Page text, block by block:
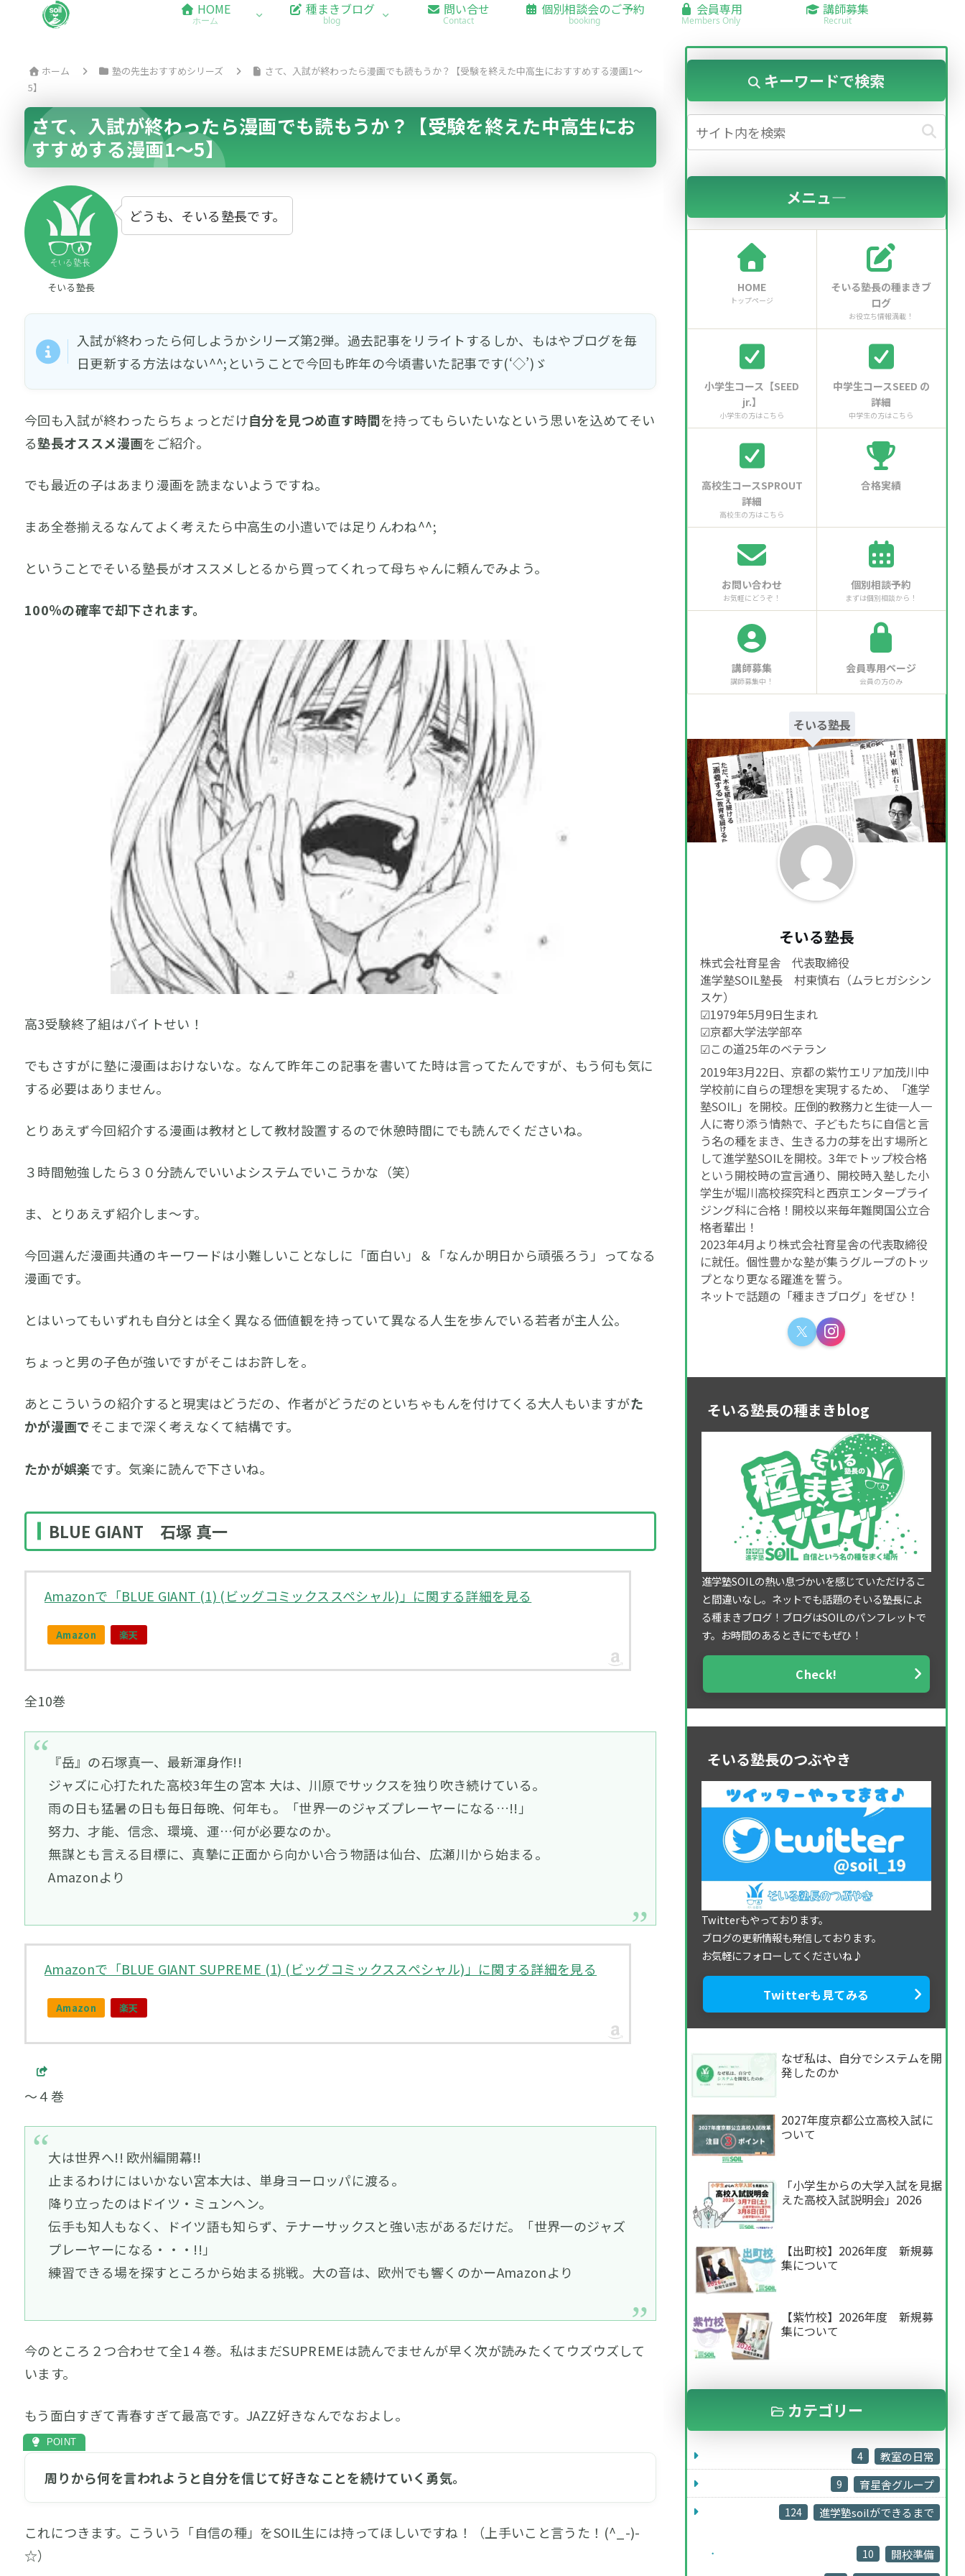
HOME
ホーム
種まきブログ
blog
問い合せ
Contact
個別相談会のご予約
booking
会員専用
Members Only
講師募集
Recruit
ホーム 塾の先生おすすめシリーズ
さて、入試が終わったら漫画でも読もうか？【受験を終えた中高生におすすめする漫画1～
5】
さて、入試が終わったら漫画でも読もうか？【受験を終えた中高生にお
すすめする漫画1～5】
そいる塾長
どうも、そいる塾長です。
入試が終わったら何しようかシリーズ第2弾。過去記事をリライトするしか、もはやブログを毎
日更新する方法はない^^;ということで今回も昨年の今頃書いた記事です(‘◇’)ゞ
今回も入試が終わったらちょっとだけ自分を見つめ直す時間を持ってもらいたいなという思いを込めてそい
る塾長オススメ漫画をご紹介。
でも最近の子はあまり漫画を読まないようですね。
まあ全巻揃えるなんてよく考えたら中高生の小遣いでは足りんわね^^;
ということでそいる塾長がオススメしとるから買ってくれって母ちゃんに頼んでみよう。
100％の確率で却下されます。
高3受験終了組はバイトせい！
でもさすがに塾に漫画はおけないな。なんて昨年この記事を書いてた時は言ってたんですが、もう何も気に
する必要はありません。
とりあえず今回紹介する漫画は教材として教材設置するので休憩時間にでも読んでくださいね。
３時間勉強したら３０分読んでいいよシステムでいこうかな（笑）
ま、とりあえず紹介しま～す。
今回選んだ漫画共通のキーワードは小難しいことなしに「面白い」＆「なんか明日から頑張ろう」ってなる
漫画です。
とはいってもいずれも自分とは全く異なる価値観を持っていて異なる人生を歩んでいる若者が主人公。
ちょっと男の子色が強いですがそこはお許しを。
あとこういうの紹介すると現実はどうだの、作者がどうだのといちゃもんを付けてくる大人もいますがた
かが漫画でそこまで深く考えなくて結構です。
たかが娯楽です。気楽に読んで下さいね。
BLUE GIANT 石塚 真一
Amazonで「BLUE GIANT (1) (ビッグコミックススペシャル)」に関する詳細を見る
Amazon 楽天
全10巻
『岳』の石塚真一、最新渾身作!!
ジャズに心打たれた高校3年生の宮本 大は、川原でサックスを独り吹き続けている。
雨の日も猛暑の日も毎日毎晩、何年も。「世界一のジャズプレーヤーになる…!!」
努力、才能、信念、環境、運…何が必要なのか。
無謀とも言える目標に、真摯に正面から向かい合う物語は仙台、広瀬川から始まる。
Amazonより
Amazonで「BLUE GIANT SUPREME (1) (ビッグコミックススペシャル)」に関する詳細を見る
Amazon 楽天
～４巻
大は世界へ!! 欧州編開幕!!
止まるわけにはいかない宮本大は、単身ヨーロッパに渡る。
降り立ったのはドイツ・ミュンヘン。
伝手も知人もなく、ドイツ語も知らず、テナーサックスと強い志があるだけだ。「世界一のジャズ
プレーヤーになる・・・!!」
練習できる場を探すところから始まる挑戦。大の音は、欧州でも響くのかーAmazonより
今のところ２つ合わせて全1４巻。私はまだSUPREMEは読んでませんが早く次が読みたくてウズウズして
います。
もう面白すぎて青春すぎて最高です。JAZZ好きなんでなおよし。
周りから何を言われようと自分を信じて好きなことを続けていく勇気。
これにつきます。こういう「自信の種」をSOIL生には持ってほしいですね！（上手いこと言うた！(^_-)-
☆）
キーワードで検索
メニュ―
HOME
トップページ
そいる塾長の種まきブ
ログ
お役立ち情報満載！
小学生コース【SEED
jr.】
小学生の方はこちら
中学生コースSEED の
詳細
中学生の方はこちら
高校生コースSPROUT
詳細
高校生の方はこちら
合格実績
お問い合わせ
お気軽にどうぞ！
個別相談予約
まずは個別相談から！
講師募集
講師募集中！
会員専用ページ
会員の方のみ
そいる塾長
そいる塾長
株式会社育星舎 代表取締役
進学塾SOIL塾長 村東慎右（ムラヒガシシン
スケ）
☑1979年5月9日生まれ
☑京都大学法学部卒
☑この道25年のベテラン
2019年3月22日、京都の紫竹エリア加茂川中
学校前に自らの理想を実現するため、「進学
塾SOIL」を開校。圧倒的教務力と生徒一人一
人に寄り添う情熱で、子どもたちに自信と言
う名の種をまき、生きる力の芽を出す場所と
して進学塾SOILを開校。3年でトップ校合格
という開校時の宣言通り、開校時入塾した小
学生が堀川高校探究科と西京エンタープライ
ジング科に合格！開校以来毎年難関国公立合
格者輩出！
2023年4月より株式会社育星舎の代表取締役
に就任。個性豊かな塾が集うグループのトッ
プとなり更なる躍進を誓う。
ネットで話題の「種まきブログ」をぜひ！
そいる塾長の種まきblog
進学塾SOILの熱い息づかいを感じていただけるこ
と間違いなし。ネットでも話題のそいる塾長によ
る種まきブログ！ブログはSOILのパンフレットで
す。お時間のあるときにでもぜひ！
Check!
そいる塾長のつぶやき
Twitterもやっております。
ブログの更新情報も発信しております。
お気軽にフォローしてくださいね♪
Twitterも見てみる
なぜ私は、自分でシステムを開
発したのか
2027年度京都公立高校入試に
ついて
「小学生からの大学入試を見据
えた高校入試説明会」2026
【出町校】2026年度 新規募
集について
【紫竹校】2026年度 新規募
集について
カテゴリー
教室の日常
4
育星舎グループ
9
進学塾soilができるまで
124
開校準備
10